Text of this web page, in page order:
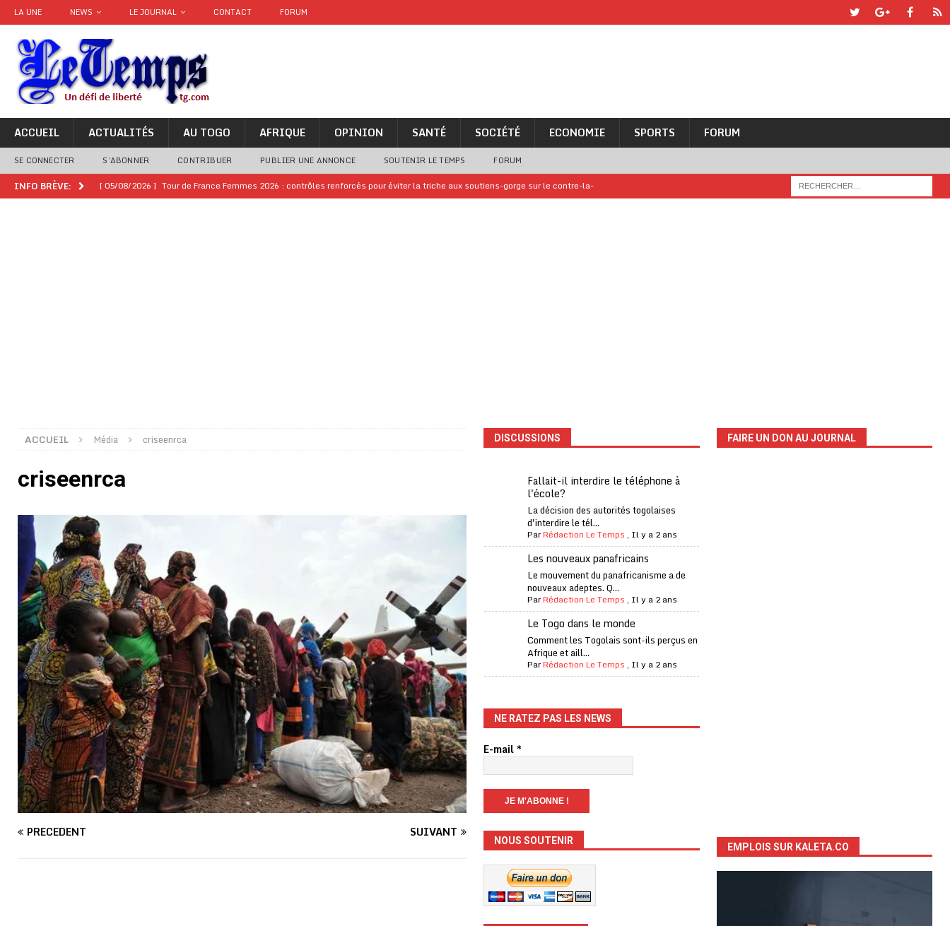
LA UNE NEWS LE JOURNAL CONTACT FORUM
ACCUEIL ACTUALITÉS AU TOGO AFRIQUE OPINION SANTÉ SOCIÉTÉ ECONOMIE SPORTS FORUM
SE CONNECTER S’ABONNER CONTRIBUER PUBLIER UNE ANNONCE SOUTENIR LE TEMPS FORUM
INFO BRÈVE: [ 05/08/2026 ] Tour de France Femmes 2026 : contrôles renforcés pour éviter la triche aux soutiens-gorge sur le contre-la-
Franco Baresi, légendaire défenseur de l’Italie et de l’AC Milan, est mort à 66 ans
A LA UNE
[ 31/07/2026 ]
[ 31/07/2026 ]
Projet d’investisseurs à la Fifa: l’UEFA menace à «l’unanimité» d’un boycott des Coupes du monde
BUSINESS
[ 30/07/2026 ]
Mali : au moins 19 soldats exécutés, Amnesty International exige une enquête
A LA UNE
[ 05/08/2026 ] Hervé Renard devient sélectionneur des Eléphants de Côte d’Ivoire A LA UNE
ACCUEIL Média criseenrca
criseenrca
PRÉCÉDENT SUIVANT
DISCUSSIONS
Fallait-il interdire le téléphone à
l'école?
La décision des autorités togolaises
d'interdire le tél...
ParRédaction Le Temps , Il y a 2 ans
Les nouveaux panafricains
Le mouvement du panafricanisme a de
nouveaux adeptes. Q...
ParRédaction Le Temps , Il y a 2 ans
Le Togo dans le monde
Comment les Togolais sont-ils perçus en
Afrique et aill...
ParRédaction Le Temps , Il y a 2 ans
NE RATEZ PAS LES NEWS
E-mail*
NOUS SOUTENIR
FAIRE UN DON AU JOURNAL
EMPLOIS SUR KALETA.CO